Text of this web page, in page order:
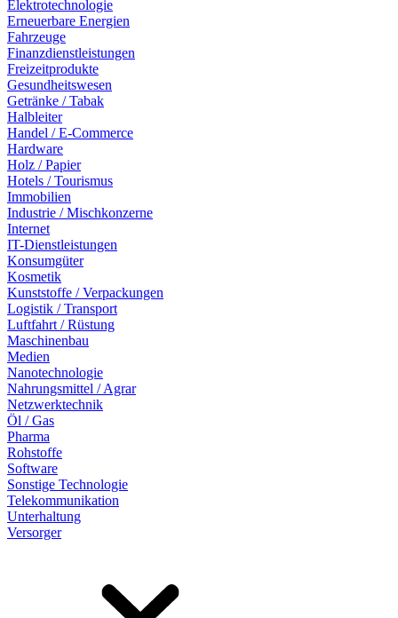
Elektrotechnologie
Erneuerbare Energien
Fahrzeuge
Finanzdienstleistungen
Freizeitprodukte
Gesundheitswesen
Getränke / Tabak
Halbleiter
Handel / E-Commerce
Hardware
Holz / Papier
Hotels / Tourismus
Immobilien
Industrie / Mischkonzerne
Internet
IT-Dienstleistungen
Konsumgüter
Kosmetik
Kunststoffe / Verpackungen
Logistik / Transport
Luftfahrt / Rüstung
Maschinenbau
Medien
Nanotechnologie
Nahrungsmittel / Agrar
Netzwerktechnik
Öl / Gas
Pharma
Rohstoffe
Software
Sonstige Technologie
Telekommunikation
Unterhaltung
Versorger